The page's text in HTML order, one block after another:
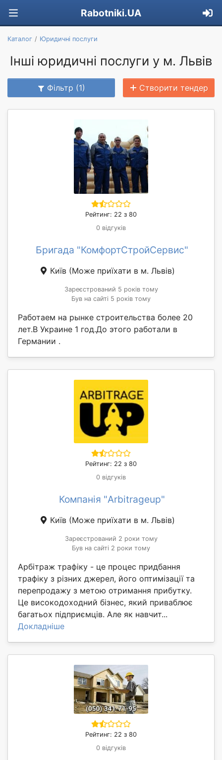
Rabotniki.UA
Каталог Юридичні послуги
Інші юридичні послуги у м. Львів
Фільтр (1) Створити тендер
Рейтинг: 22 з 80
0 відгуків
Бригада "КомфортСтройСервис"
Київ (Може приїхати в м. Львів)
Зареєстрований 5 років тому
Був на сайті 5 років тому
Работаем на рынке строительства более 20
лет.В Украине 1 год.До этого работали в
Германии .
Рейтинг: 22 з 80
0 відгуків
Компанія "Arbitrageuр"
Київ (Може приїхати в м. Львів)
Зареєстрований 2 роки тому
Був на сайті 2 роки тому
Арбітраж трафіку - це процес придбання
трафіку з різних джерел, його оптимізації та
перепродажу з метою отримання прибутку.
Це високодоходний бізнес, який приваблює
багатьох підприємців. Але як навчит...
Докладніше
Рейтинг: 22 з 80
0 відгуків